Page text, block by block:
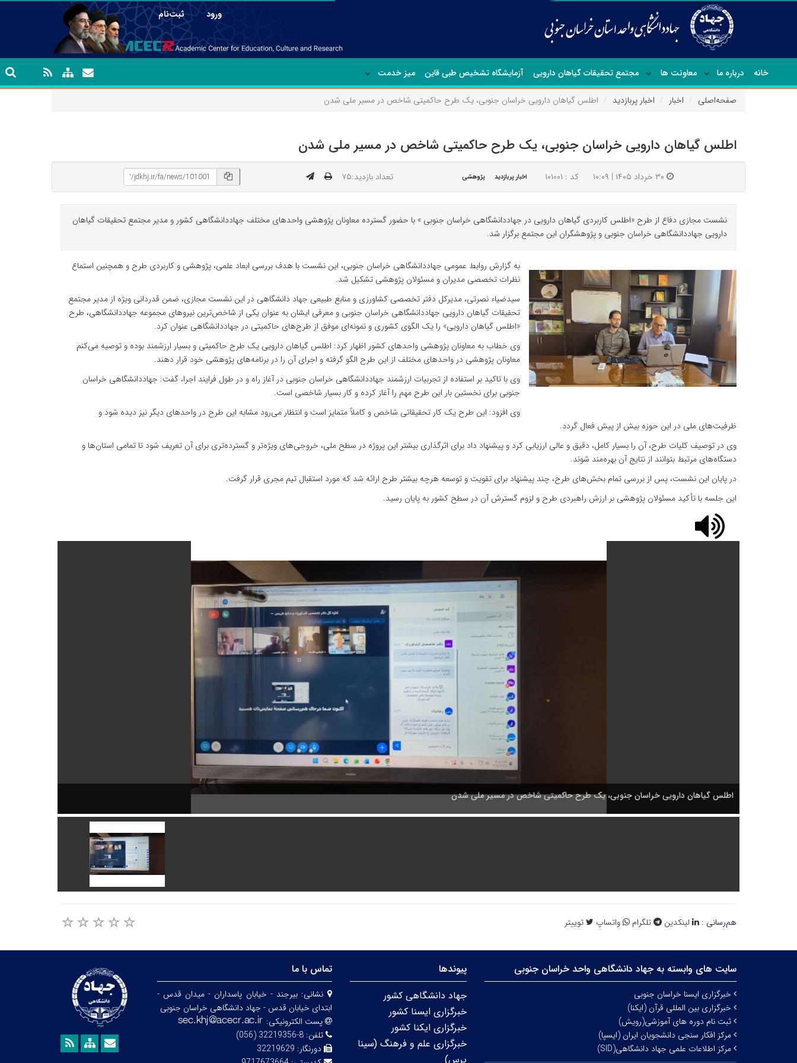
ورود | ثبت‌نام
خانه درباره ما معاونت ها مجتمع تحقیقات گیاهان دارویی آزمایشگاه تشخیص طبی قاین میز خدمت
صفحه‌اصلی اخبار اخبار پربازدید اطلس گیاهان دارویی خراسان جنوبی، یک طرح حاکمیتی شاخص در مسیر ملی شدن
اطلس گیاهان دارویی خراسان جنوبی، یک طرح حاکمیتی شاخص در مسیر ملی شدن
۳۰ خرداد ۱۴۰۵ | ۱۰:۰۹ کد : ۱۰۱۰۰۱ اخبار پربازدید پژوهشی تعداد بازدید:۷۵
نشست مجازی دفاع از طرح «اطلس کاربردی گیاهان دارویی در جهاددانشگاهی خراسان جنوبی » با حضور گسترده معاونان پژوهشی واحدهای مختلف جهاددانشگاهی کشور و مدیر مجتمع تحقیقات گیاهان
دارویی جهاددانشگاهی خراسان جنوبی و پژوهشگران این مجتمع برگزار شد.
به گزارش روابط عمومی جهاددانشگاهی خراسان جنوبی، این نشست با هدف بررسی ابعاد علمی، پژوهشی و کاربردی طرح و همچنین استماع
نظرات تخصصی مدیران و مسئولان پژوهشی تشکیل شد.
سیدضیاء نصرتی، مدیرکل دفتر تخصصی کشاورزی و منابع طبیعی جهاد دانشگاهی در این نشست مجازی، ضمن قدردانی ویژه از مدیر مجتمع
تحقیقات گیاهان دارویی جهاددانشگاهی خراسان جنوبی و معرفی ایشان به عنوان یکی از شاخص‌ترین نیروهای مجموعه جهاددانشگاهی، طرح
«اطلس گیاهان دارویی» را یک الگوی کشوری و نمونه‌ای موفق از طرح‌های حاکمیتی در جهاددانشگاهی عنوان کرد.
وی خطاب به معاونان پژوهشی واحدهای کشور اظهار کرد: اطلس گیاهان دارویی یک طرح حاکمیتی و بسیار ارزشمند بوده و توصیه می‌کنم
معاونان پژوهشی در واحدهای مختلف از این طرح الگو گرفته و اجرای آن را در برنامه‌های پژوهشی خود قرار دهند.
وی با تاکید بر استفاده از تجربیات ارزشمند جهاددانشگاهی خراسان جنوبی در آغاز راه و در طول فرایند اجرا، گفت: جهاددانشگاهی خراسان
جنوبی برای نخستین بار این طرح مهم را آغاز کرده و کار بسیار شاخصی است.
وی افزود: این طرح یک کار تحقیقاتی شاخص و کاملاً متمایز است و انتظار می‌رود مشابه این طرح در واحدهای دیگر نیز دیده شود و
ظرفیت‌های ملی در این حوزه بیش از پیش فعال گردد.
وی در توصیف کلیات طرح، آن را بسیار کامل، دقیق و عالی ارزیابی کرد و پیشنهاد داد برای اثرگذاری بیشتر این پروژه در سطح ملی، خروجی‌های ویژه‌تر و گسترده‌تری برای آن تعریف شود تا تمامی استان‌ها و
دستگاه‌های مرتبط بتوانند از نتایج آن بهره‌مند شوند.
در پایان این نشست، پس از بررسی تمام بخش‌های طرح، چند پیشنهاد برای تقویت و توسعه هرچه بیشتر طرح ارائه شد که مورد استقبال تیم مجری قرار گرفت.
این جلسه با تأکید مسئولان پژوهشی بر ارزش راهبردی طرح و لزوم گسترش آن در سطح کشور به پایان رسید.
اطلس گیاهان دارویی خراسان جنوبی، یک طرح حاکمیتی شاخص در مسیر ملی شدن
هم‌رسانی : لینکدین تلگرام واتساپ توییتر
سایت های وابسته به جهاد دانشگاهی واحد خراسان جنوبی
خبرگزاری ایسنا خراسان جنوبی
خبرگزاری بین المللی قرآن (ایکنا)
ثبت نام دوره های آموزشی(رویش)
مرکز افکار سنجی دانشجویان ایران (ایسپا)
مرکز اطلاعات علمی جهاد دانشگاهی(SID)
پیوندها
جهاد دانشگاهی کشور
خبرگزاری ایسنا کشور
خبرگزاری ایکنا کشور
خبرگزاری علم و فرهنگ (سینا
پرس)
تماس با ما
نشانی: بیرجند - خیابان پاسداران - میدان قدس -
ابتدای خیابان قدس - جهاد دانشگاهی خراسان جنوبی
پست الکترونیکی:
تلفن:8-32219356 (056)
دورنگار: 32219629